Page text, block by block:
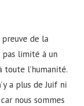
de la
pas limité à un
toute l’humanité.
a plus de Juif ni
nous sommes